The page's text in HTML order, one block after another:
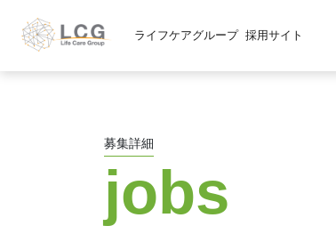
ライフケアグループ 採用サイト
募集詳細
jobs